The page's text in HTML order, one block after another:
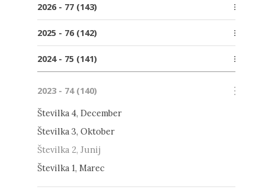
2026 - 77 (143)
Številka 1, Marec
2025 - 76 (142)
Številka 3, Oktober
Številka 2, Junij
Številka 1, Marec
2024 - 75 (141)
Številka 3, Oktober
Številka 2, Junij
Številka 1, Marec
2023 - 74 (140)
Številka 4, December
Številka 3, Oktober
Številka 2, Junij
Številka 1, Marec